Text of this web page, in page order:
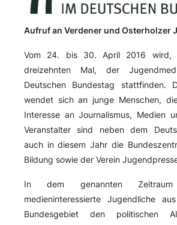
Aufruf an Verdener und Osterholzer
Vom 24. bis 30. April 2016 wird,
dreizehnten Mal, der
Deutschen Bundestag stattfinden.
wendet sich an junge Menschen,
Interesse an Journalismus, Medien
Veranstalter sind neben dem
auch in diesem Jahr die
Bildung sowie der Verein
In dem genannten
medieninteressierte Jugendliche
Bundesgebiet den politischen